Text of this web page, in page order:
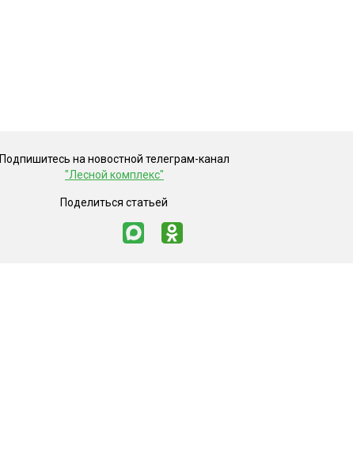
Подпишитесь на новостной телеграм-канал
"Лесной комплекс"
Поделиться статьей